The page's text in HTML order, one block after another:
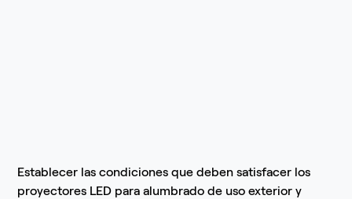
Establecer las condiciones que deben satisfacer los
proyectores LED para alumbrado de uso exterior y